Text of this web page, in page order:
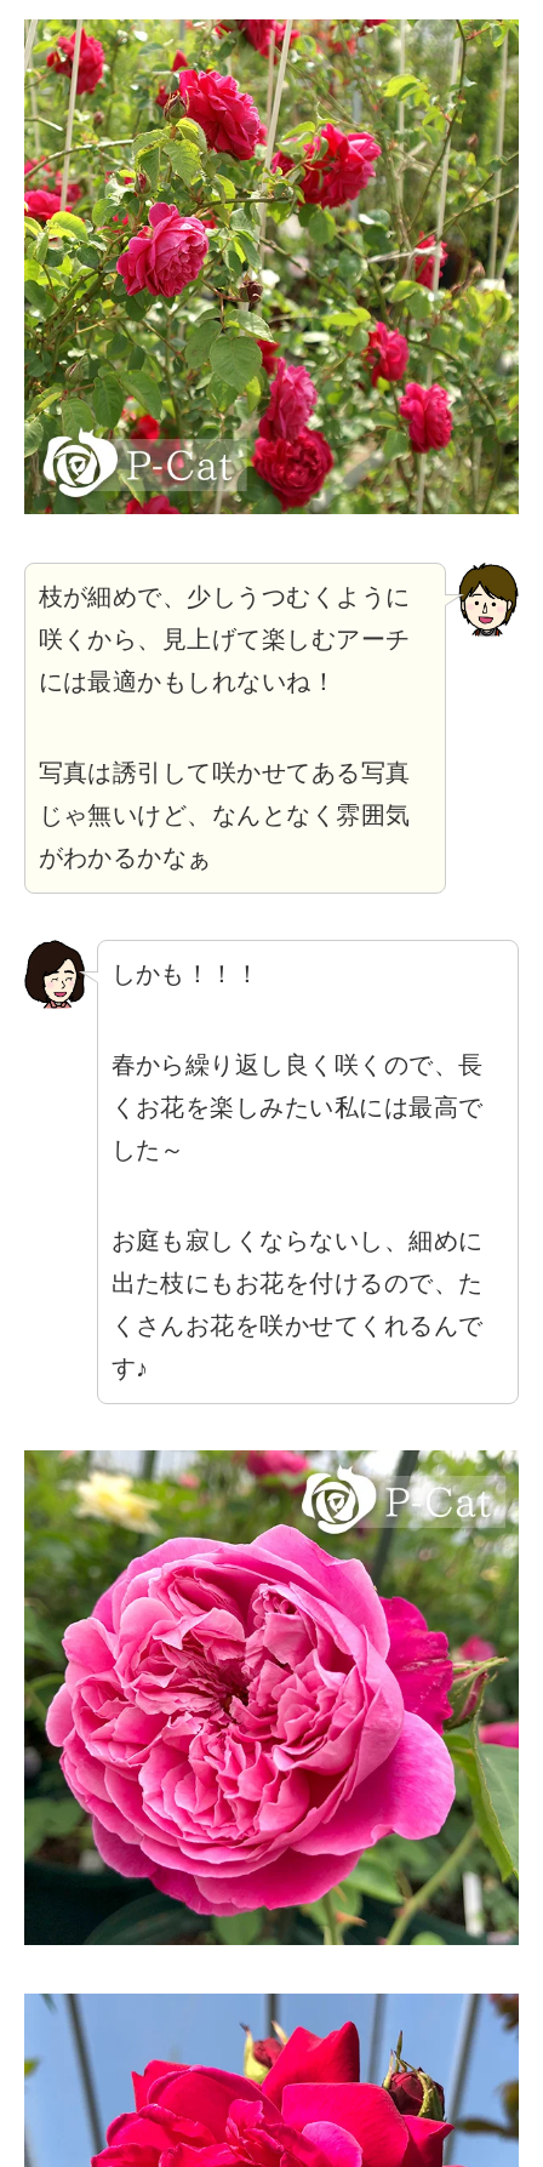
枝が細めで、少しうつむくように
咲くから、見上げて楽しむアーチ
には最適かもしれないね！
写真は誘引して咲かせてある写真
じゃ無いけど、なんとなく雰囲気
がわかるかなぁ
しかも！！！
春から繰り返し良く咲くので、長
くお花を楽しみたい私には最高で
した～
お庭も寂しくならないし、細めに
出た枝にもお花を付けるので、た
くさんお花を咲かせてくれるんで
す♪